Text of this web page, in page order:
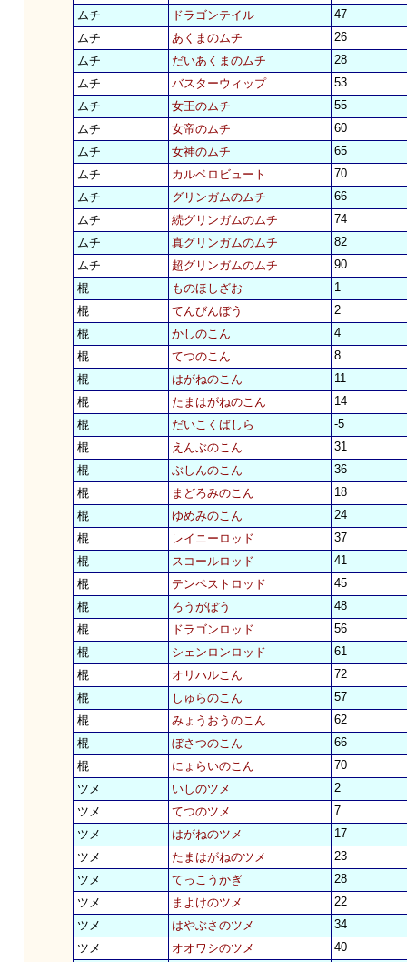
ムチ ドラゴンテイル
47
ムチ
あくまのムチ
26
ムチ
だいあくまのムチ
28
ムチ
バスターウィップ
53
ムチ
女王のムチ
55
ムチ
女帝のムチ
60
ムチ
女神のムチ
65
ムチ
カルベロビュート
70
ムチ
グリンガムのムチ
66
ムチ
続グリンガムのムチ
74
ムチ
真グリンガムのムチ
82
ムチ
超グリンガムのムチ
90
棍
ものほしざお
1
棍
てんびんぼう
2
棍
かしのこん
4
棍
てつのこん
8
棍
はがねのこん
11
棍
たまはがねのこん
14
棍
だいこくばしら
-5
棍
えんぶのこん
31
棍
ぶしんのこん
36
棍
まどろみのこん
18
棍
ゆめみのこん
24
棍
レイニーロッド
37
棍
スコールロッド
41
棍
テンペストロッド
45
棍
ろうがぼう
48
棍
ドラゴンロッド
56
棍
シェンロンロッド
61
棍
オリハルこん
72
棍
しゅらのこん
57
棍
みょうおうのこん
62
棍
ぼさつのこん
66
棍
にょらいのこん
70
ツメ
いしのツメ
2
ツメ
てつのツメ
7
ツメ
はがねのツメ
17
ツメ
たまはがねのツメ
23
ツメ
てっこうかぎ
28
ツメ
まよけのツメ
22
ツメ
はやぶさのツメ
34
ツメ
オオワシのツメ
40